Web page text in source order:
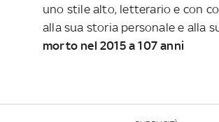
uno stile alto, letterario e con
alla sua storia personale e alla
morto nel 2015 a 107 anni